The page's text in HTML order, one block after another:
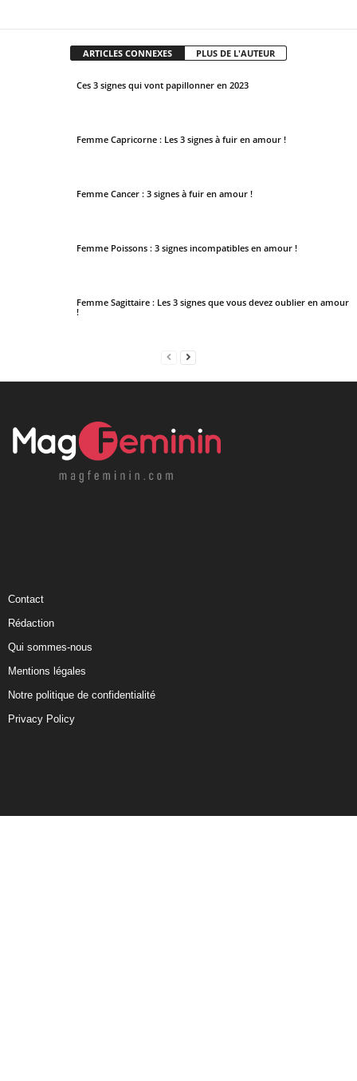
ARTICLES CONNEXES PLUS DE L'AUTEUR
Ces 3 signes qui vont papillonner en 2023
Femme Capricorne : Les 3 signes à fuir en amour !
Femme Cancer : 3 signes à fuir en amour !
Femme Poissons : 3 signes incompatibles en amour !
Femme Sagittaire : Les 3 signes que vous devez oublier en amour
!
Contact
Rédaction
Qui sommes-nous
Mentions légales
Notre politique de confidentialité
Privacy Policy